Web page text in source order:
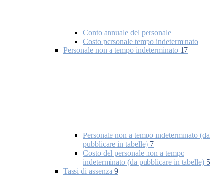
Conto annuale del personale
Costo personale tempo indeterminato
Personale non a tempo indeterminato 17
Personale non a tempo indeterminato (da
pubblicare in tabelle) 7
Costo del personale non a tempo
indeterminato (da pubblicare in tabelle) 5
Tassi di assenza 9